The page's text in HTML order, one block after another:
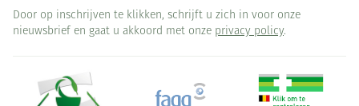
Door op inschrijven te klikken, schrijft u zich in voor onze
nieuwsbrief en gaat u akkoord met onze privacy policy.